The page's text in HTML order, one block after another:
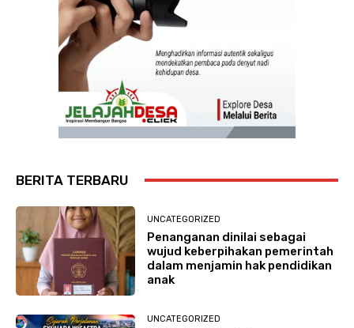
BERITA TERBARU
UNCATEGORIZED
Penanganan dinilai sebagai
wujud keberpihakan pemerintah
dalam menjamin hak pendidikan
anak
UNCATEGORIZED